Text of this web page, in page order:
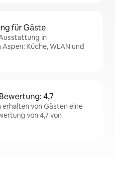
für Gäste
in
Küche, WLAN und
4,7
von Gästen eine
von 4,7 von